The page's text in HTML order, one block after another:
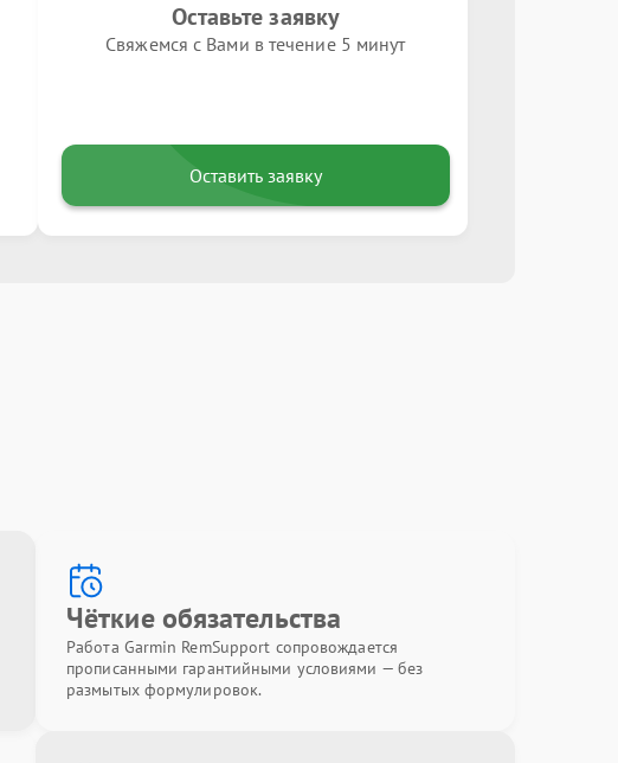
Оставьте заявку
Свяжемся с Вами в течение 5 минут
Оставить заявку
Чёткие обязательства
Работа Garmin RemSupport сопровождается
прописанными гарантийными условиями — без
размытых формулировок.